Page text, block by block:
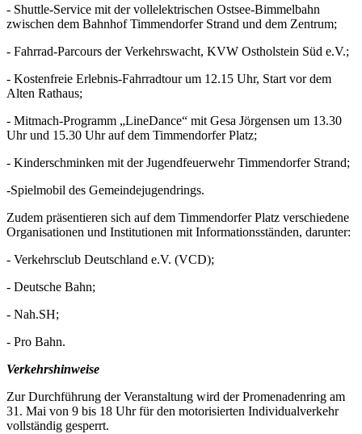
- Shuttle-Service mit der vollelektrischen Ostsee-Bimmelbahn
zwischen dem Bahnhof Timmendorfer Strand und dem Zentrum;
- Fahrrad-Parcours der Verkehrswacht, KVW Ostholstein Süd e.V.;
- Kostenfreie Erlebnis-Fahrradtour um 12.15 Uhr, Start vor dem
Alten Rathaus;
- Mitmach-Programm „LineDance“ mit Gesa Jörgensen um 13.30
Uhr und 15.30 Uhr auf dem Timmendorfer Platz;
- Kinderschminken mit der Jugendfeuerwehr Timmendorfer Strand;
-Spielmobil des Gemeindejugend­rings.
Zudem präsentieren sich auf dem Timmendorfer Platz verschiedene
Organisationen und Institutionen mit Informationsständen, darunter:
- Verkehrsclub Deutschland e.V. (VCD);
- Deutsche Bahn;
- Nah.SH;
- Pro Bahn.
Verkehrshinweise
Zur Durchführung der Veranstaltung wird der Promenadenring am
31. Mai von 9 bis 18 Uhr für den motorisierten Individualverkehr
vollständig gesperrt.